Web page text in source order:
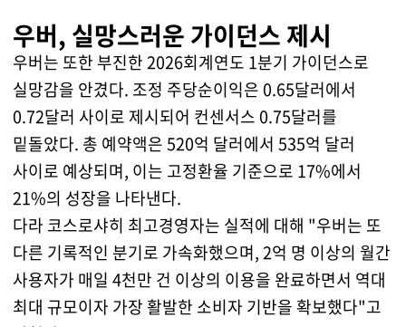
우버, 실망스러운 가이던스 제시
우버는 또한 부진한 2026회계연도 1분기 가이던스로
실망감을 안겼다. 조정 주당순이익은 0.65달러에서
0.72달러 사이로 제시되어 컨센서스 0.75달러를
밑돌았다. 총 예약액은 520억 달러에서 535억 달러
사이로 예상되며, 이는 고정환율 기준으로 17%에서
21%의 성장을 나타낸다.
다라 코스로샤히 최고경영자는 실적에 대해 "우버는 또
다른 기록적인 분기로 가속화했으며, 2억 명 이상의 월간
사용자가 매일 4천만 건 이상의 이용을 완료하면서 역대
최대 규모이자 가장 활발한 소비자 기반을 확보했다"고